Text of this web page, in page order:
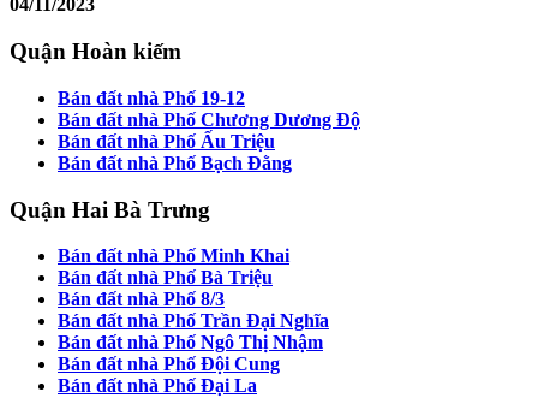
04/11/2023
Quận Hoàn kiếm
Bán đất nhà Phố 19-12
Bán đất nhà Phố Chương Dương Độ
Bán đất nhà Phố Ấu Triệu
Bán đất nhà Phố Bạch Đằng
Quận Hai Bà Trưng
Bán đất nhà Phố Minh Khai
Bán đất nhà Phố Bà Triệu
Bán đất nhà Phố 8/3
Bán đất nhà Phố Trần Đại Nghĩa
Bán đất nhà Phố Ngô Thị Nhậm
Bán đất nhà Phố Đội Cung
Bán đất nhà Phố Đại La